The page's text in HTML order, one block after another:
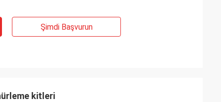
Şimdi Başvurun
kitleri